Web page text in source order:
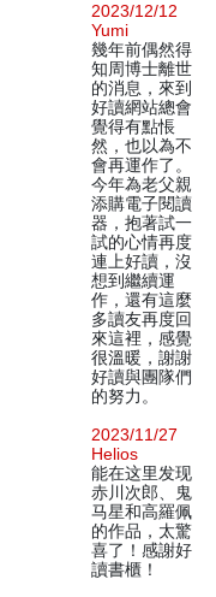
2023/12/12
Yumi
幾年前偶然得
知周博士離世
的消息，來到
好讀網站總會
覺得有點悵
然，也以為不
會再運作了。
今年為老父親
添購電子閱讀
器，抱著試一
試的心情再度
連上好讀，沒
想到繼續運
作，還有這麼
多讀友再度回
來這裡，感覺
很溫暖，謝謝
好讀與團隊們
的努力。
2023/11/27
Helios
能在这里发现
赤川次郎、鬼
马星和高羅佩
的作品，太驚
喜了！感謝好
讀書櫃！